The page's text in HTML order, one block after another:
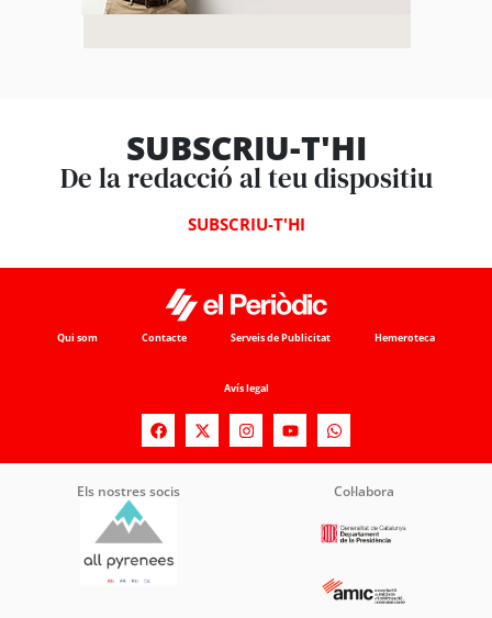
SUBSCRIU-T'HI
De la redacció al teu dispositiu
SUBSCRIU-T'HI
Qui som Contacte Serveis de Publicitat Hemeroteca
Avís legal
Els nostres socis Col·labora